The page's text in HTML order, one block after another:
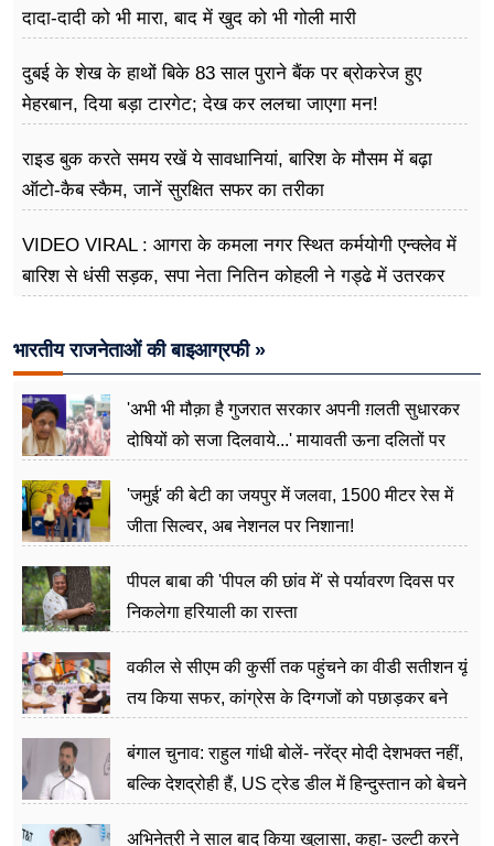
दादा-दादी को भी मारा, बाद में खुद को भी गोली मारी
दुबई के शेख के हाथों बिके 83 साल पुराने बैंक पर ब्रोकरेज हुए
मेहरबान, दिया बड़ा टारगेट; देख कर ललचा जाएगा मन!
राइड बुक करते समय रखें ये सावधानियां, बारिश के मौसम में बढ़ा
ऑटो-कैब स्कैम, जानें सुरक्षित सफर का तरीका
VIDEO VIRAL : आगरा के कमला नगर स्थित कर्मयोगी एन्क्लेव में
बारिश से धंसी सड़क, सपा नेता नितिन कोहली ने गड्ढे में उतरकर
भारतीय राजनेताओं की बाइआग्रफी »
'अभी भी मौक़ा है गुजरात सरकार अपनी ग़लती सुधारकर
दोषियों को सजा दिलवाये...' मायावती ऊना दलितों पर
'जमुई' की बेटी का जयपुर में जलवा, 1500 मीटर रेस में
जीता सिल्वर, अब नेशनल पर निशाना!
पीपल बाबा की 'पीपल की छांव में' से पर्यावरण दिवस पर
निकलेगा हरियाली का रास्ता
वकील से सीएम की कुर्सी तक पहुंचने का वीडी सतीशन यूं
तय किया सफर, कांग्रेस के दिग्गजों को पछाड़कर बने
बंगाल चुनाव: राहुल गांधी बोलें- नरेंद्र मोदी देशभक्त नहीं,
बल्कि देशद्रोही हैं, US ट्रेड डील में हिन्दुस्तान को बेचने
अभिनेत्री ने साल बाद किया खुलासा, कहा- उल्टी करने